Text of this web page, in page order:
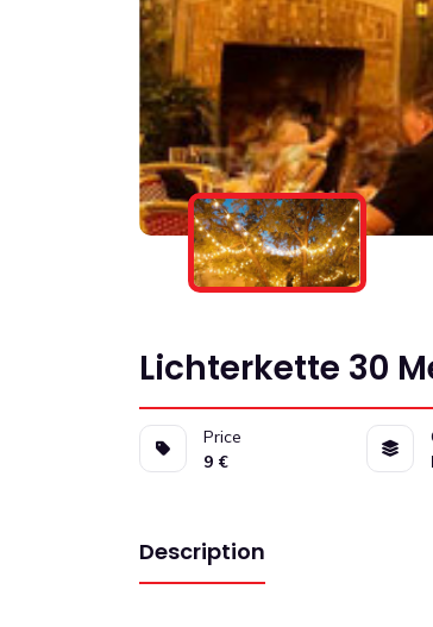
Lichterkette 30
Price
9 €
Description